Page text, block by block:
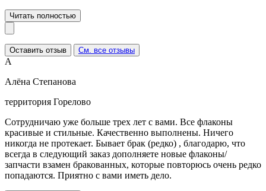
Читать полностью
Оставить отзыв См. все отзывы
А
Алёна Степанова
территория Горелово
Сотрудничаю уже больше трех лет с вами. Все флаконы
красивые и стильные. Качественно выполнены. Ничего
никогда не протекает. Бывает брак (редко) , благодарю, что
всегда в следующий заказ дополняете новые флаконы/
запчасти взамен бракованных, которые повторюсь очень редко
попадаются. Приятно с вами иметь дело.